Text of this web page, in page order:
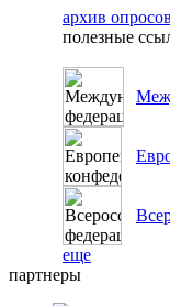
архив опросов
полезные
еще
партнеры